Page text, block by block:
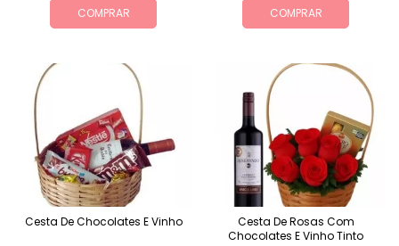
COMPRAR COMPRAR
Cesta De Chocolates E Vinho
Cesta De Rosas Com
Chocolates E Vinho Tinto